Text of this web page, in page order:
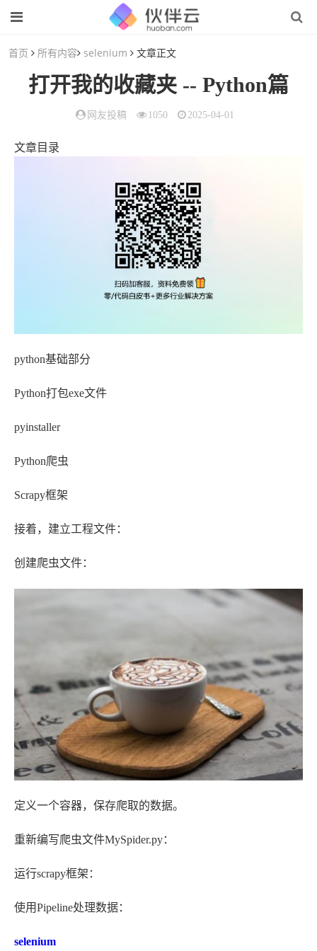
首页 所有内容 selenium 文章正文
打开我的收藏夹 -- Python篇
网友投稿 1050 2025-04-01
文章目录
python基础部分
Python打包exe文件
pyinstaller
Python爬虫
Scrapy框架
接着，建立工程文件：
创建爬虫文件：
定义一个容器，保存爬取的数据。
重新编写爬虫文件MySpider.py：
运行scrapy框架：
使用Pipeline处理数据：
selenium